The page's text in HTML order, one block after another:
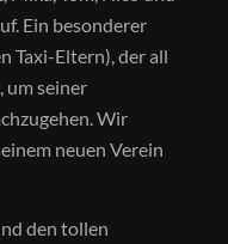
Ein besonderer
Taxi-Eltern), der all
um seiner
Wir
neuen Verein
den tollen